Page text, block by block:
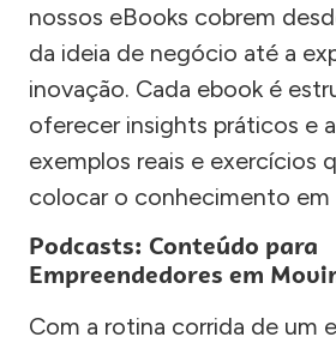
nossos eBooks cobrem
da ideia de negócio até a
inovação. Cada ebook é
oferecer insights práticos e
exemplos reais e exercícios
colocar o conhecimento em
Podcasts: Conteúdo para
Empreendedores em
Com a rotina corrida de um